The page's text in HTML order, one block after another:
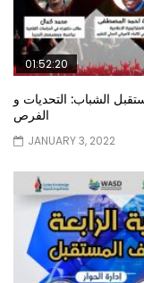
01:52:20
الشباب: التحديات و
الفرص
JANUARY 3, 2022